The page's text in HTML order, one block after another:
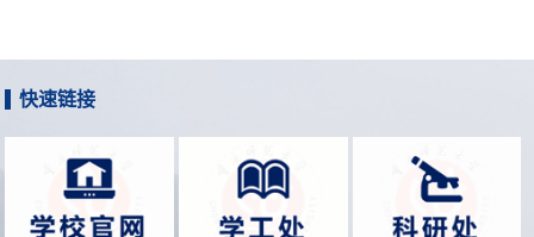
纪检工作
专题学习
规章制度
快速链接